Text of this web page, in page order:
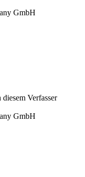
GmbH
diesem Verfasser
GmbH